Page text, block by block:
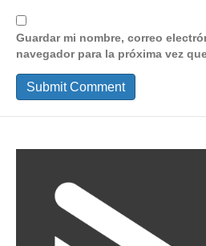
Guardar mi nombre, correo
navegador para la próxima vez